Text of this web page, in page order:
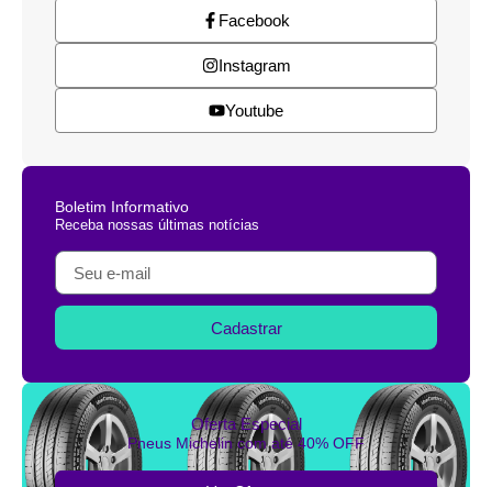
Facebook
Instagram
Youtube
Boletim Informativo
Receba nossas últimas notícias
Cadastrar
Oferta Especial
Pneus Michelin com até 40% OFF